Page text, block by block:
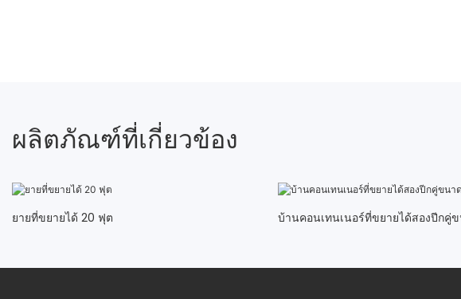
ผลิตภัณฑ์ที่เกี่ยวข้อง
ยายที่ขยายได้ 20 ฟุต บ้านคอนเทนเนอร์ที่ขยายได้สองปีกคู่